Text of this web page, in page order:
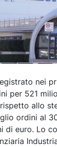
nei
per 521
allo
ordini al
di euro. Lo